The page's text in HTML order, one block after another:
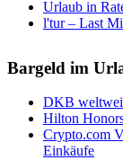
Urlaub in
l'tur – Last
Bargeld im
DKB
Hilton
Crypto.com
Einkäufe